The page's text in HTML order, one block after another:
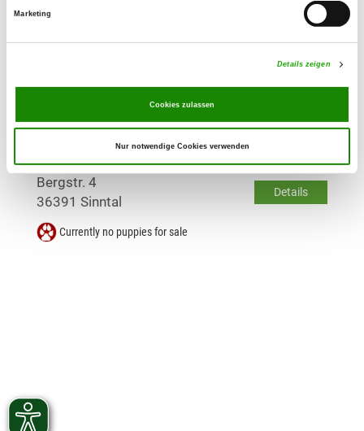
Marketing
Details zeigen
Cookies zulassen
Nur notwendige Cookies verwenden
Kennel: vom Siegerherz
Details
Currently no puppies for sale
Kennel: von Osthessen
Details
Bergstr. 4
36391 Sinntal
Currently no puppies for sale